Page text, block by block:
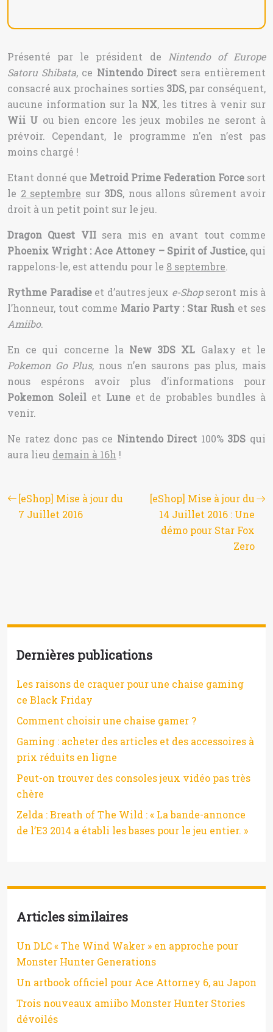
Présenté par le président de
Nintendo of Europe
Satoru Shibata, ce Nintendo Directsera entièrement
consacré aux prochaines sorties3DS, par conséquent,
aucune information sur la NX, les titres à venir sur
Wii U ou bien encore les jeux mobiles ne seront à
prévoir. Cependant, le programme n’en n’est pas
moins chargé !
Etant donné que Metroid Prime Federation Force sort
le 2 septembre sur 3DS, nous allons sûrement avoir
droit à un petit point sur le jeu.
Dragon Quest VIIsera mis en avant tout comme
Phoenix Wright : Ace Attoney – Spirit of Justice, qui
rappelons-le, est attendu pour le 8 septembre.
Rythme Paradiseet d’autres jeux e-Shopseront mis à
l’honneur, tout comme Mario Party : Star Rush et ses
Amiibo.
En ce qui concerne la New 3DS XL Galaxy et le
Pokemon Go Plus, nous n’en saurons pas plus, mais
nous espérons avoir plus d’informations pour
Pokemon Soleilet Luneet de probables bundles à
venir.
Ne ratez donc pas ce Nintendo Direct 100% 3DS qui
aura lieu demain à 16h !
[eShop] Mise à jour du
7 Juillet 2016
[eShop] Mise à jour du
14 Juillet 2016 : Une
démo pour Star Fox
Zero
Dernières publications
Les raisons de craquer pour une chaise gaming
ce Black Friday
Comment choisir une chaise gamer ?
Gaming : acheter des articles et des accessoires à
prix réduits en ligne
Peut-on trouver des consoles jeux vidéo pas très
chère
Zelda : Breath of The Wild : « La bande-annonce
de l’E3 2014 a établi les bases pour le jeu entier. »
Articles similaires
Un DLC « The Wind Waker » en approche pour
Monster Hunter Generations
Un artbook officiel pour Ace Attorney 6, au Japon
Trois nouveaux amiibo Monster Hunter Stories
dévoilés